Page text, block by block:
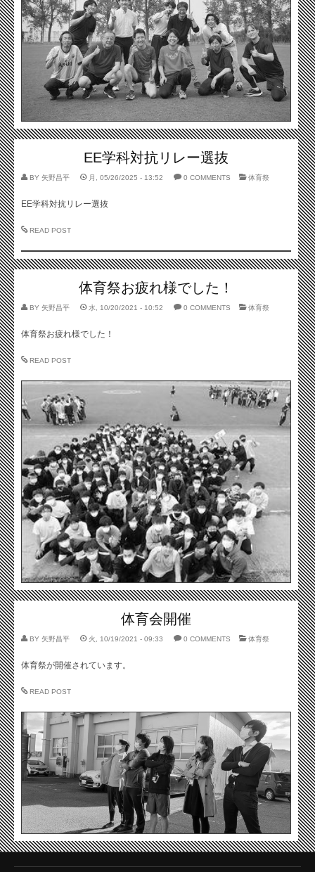
EE学科対抗リレー選抜
BY 矢野昌平 月, 05/26/2025 - 13:52 0 COMMENTS 体育祭
EE学科対抗リレー選抜
READ POST
体育祭お疲れ様でした！
BY 矢野昌平 水, 10/20/2021 - 10:52 0 COMMENTS 体育祭
体育祭お疲れ様でした！
READ POST
体育会開催
BY 矢野昌平 火, 10/19/2021 - 09:33 0 COMMENTS 体育祭
体育祭が開催されています。
READ POST